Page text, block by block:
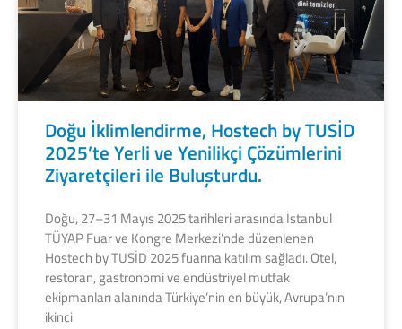
Doğu İklimlendirme, Hostech by TUSİD
2025’te Yerli ve Yenilikçi Çözümlerini
Ziyaretçileri ile Buluşturdu.
Doğu, 27–31 Mayıs 2025 tarihleri arasında İstanbul
TÜYAP Fuar ve Kongre Merkezi’nde düzenlenen
Hostech by TUSİD 2025 fuarına katılım sağladı. Otel,
restoran, gastronomi ve endüstriyel mutfak
ekipmanları alanında Türkiye’nin en büyük, Avrupa’nın
ikinci